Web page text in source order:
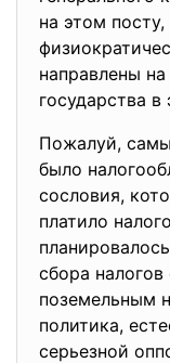
на этом
направлены
государства
Пожалуй,
было
сословия,
платило
сбора
поземельным
политика,
серьезной